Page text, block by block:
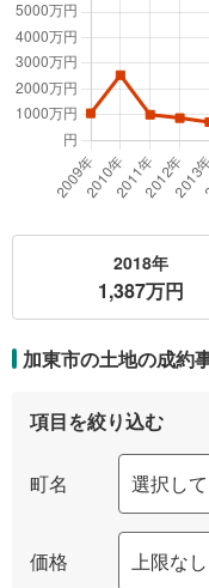
2018年
1,387万円
加東市の土地の成約
項目を絞り込む
町名
価格